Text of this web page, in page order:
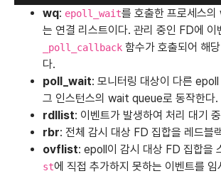
wq: epoll_wait를 호출한 프로세스
는 연결 리스트이다. 관리 중인 FD에 이
_poll_callback 함수가 호출되어 해
다.
poll_wait: 모니터링 대상이 다른
그 인스턴스의 wait queue로 동작한다.
rdllist: 이벤트가 발생하여 처리 대기
rbr: 전체 감시 대상 FD 집합을 레드블
ovflist: epoll이 감시 대상 FD 집합을
st에 직접 추가하지 못하는 이벤트를 임